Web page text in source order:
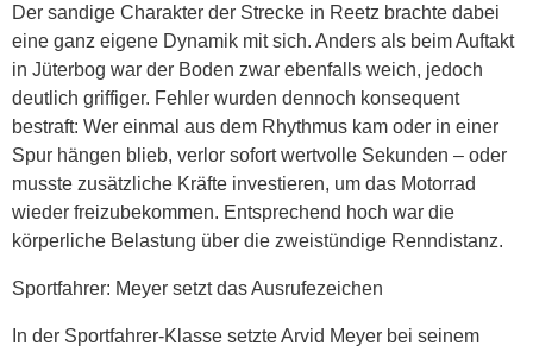
Der sandige Charakter der Strecke in Reetz brachte dabei
eine ganz eigene Dynamik mit sich. Anders als beim Auftakt
in Jüterbog war der Boden zwar ebenfalls weich, jedoch
deutlich griffiger. Fehler wurden dennoch konsequent
bestraft: Wer einmal aus dem Rhythmus kam oder in einer
Spur hängen blieb, verlor sofort wertvolle Sekunden – oder
musste zusätzliche Kräfte investieren, um das Motorrad
wieder freizubekommen. Entsprechend hoch war die
körperliche Belastung über die zweistündige Renndistanz.
Sportfahrer: Meyer setzt das Ausrufezeichen
In der Sportfahrer-Klasse setzte Arvid Meyer bei seinem